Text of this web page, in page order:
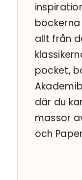
allt från
pocket,
där du
massor
och